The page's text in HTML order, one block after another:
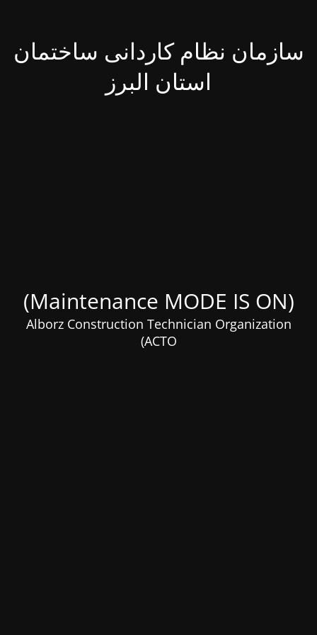
سازمان نظام کاردانی ساختمان
استان البرز
(Maintenance MODE IS ON)
Alborz Construction Technician Organization
(ACTO